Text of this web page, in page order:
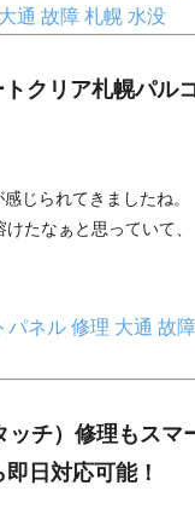
大通 故障 札幌 水没
クリア札幌パル
じられてきましたね。
たなぁと思っていて、
パネル 修理 大通 故障
チ）修理もスマ
日対応可能！